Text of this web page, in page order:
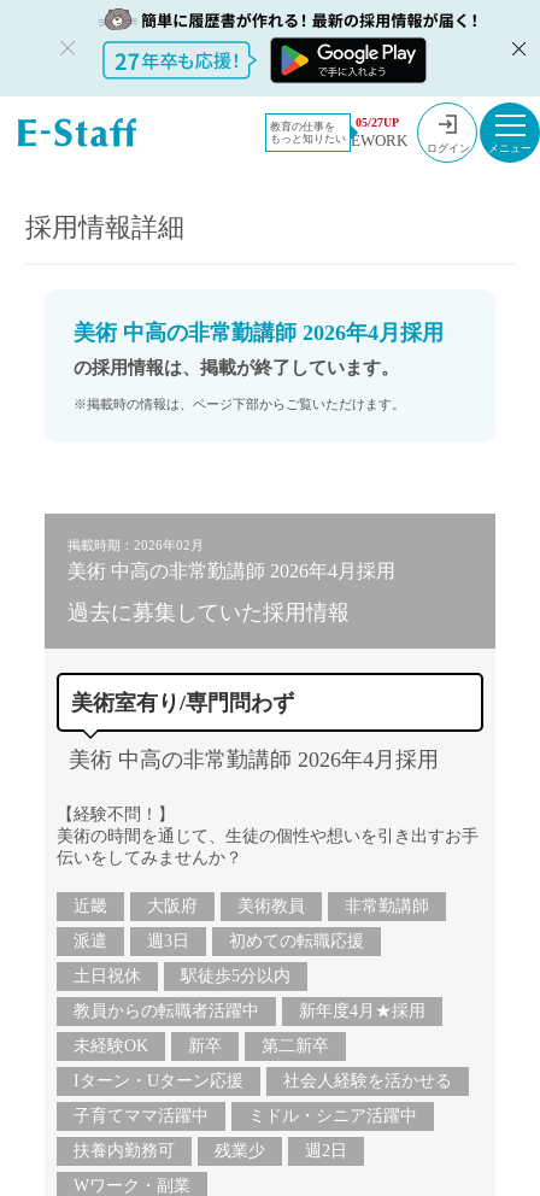
教育の仕事を
もっと知りたい
05/27UP
EWORK ログイン
教員採用情
報のイー・
採用情報
美術 中高の非常勤講師 2026年4月採用
採用情報詳細
美術 中高の非常勤講師 2026年4月採用
の採用情報は、掲載が終了しています。
※掲載時の情報は、ページ下部からご覧いただけます。
掲載時期：2026年02月
美術 中高の非常勤講師 2026年4月採用
過去に募集していた採用情報
美術室有り/専門問わず
美術 中高の非常勤講師 2026年4月採用
【経験不問！】
美術の時間を通じて、生徒の個性や想いを引き出すお手
伝いをしてみませんか？
近畿 大阪府 美術教員
非常勤講師
派遣
週3日
初めての転職応援
土日祝休
駅徒歩5分以内
教員からの転職者活躍中
新年度4月★採用
未経験OK
新卒
第二新卒
Iターン・Uターン応援
社会人経験を活かせる
子育てママ活躍中
ミドル・シニア活躍中
扶養内勤務可
残業少
週2日
Wワーク・副業